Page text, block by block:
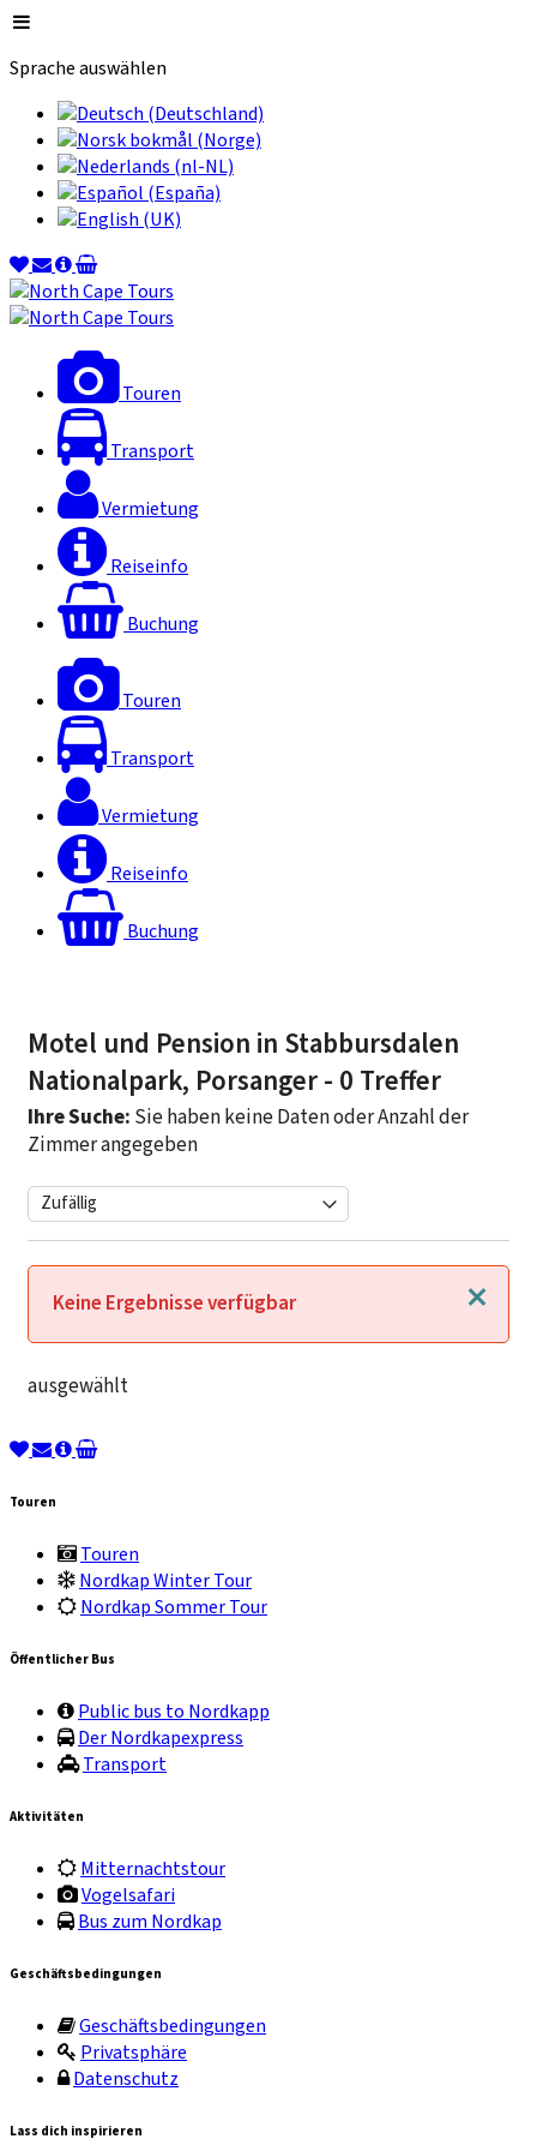
Sprache auswählen
Touren
Transport
Vermietung
Reiseinfo
Buchung
Touren
Transport
Vermietung
Reiseinfo
Buchung
Motel und Pension in Stabbursdalen
Nationalpark, Porsanger- 0 Treffer
Ihre Suche: Sie haben keine Daten oder Anzahl der
Zimmer angegeben
Schließen
Keine Ergebnisse verfügbar
ausgewählt
Touren
Touren
Nordkap Winter Tour
Nordkap Sommer Tour
Öffentlicher Bus
Public bus to Nordkapp
Der Nordkapexpress
Transport
Aktivitäten
Mitternachtstour
Vogelsafari
Bus zum Nordkap
Geschäftsbedingungen
Geschäftsbedingungen
Privatsphäre
Datenschutz
Lass dich inspirieren